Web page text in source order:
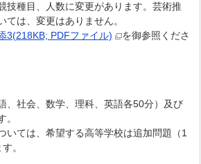
技種目、人数に変更があります。芸術推
ては、変更はありません。
3(218KB; PDFファイル)
を御参照くださ
、社会、数学、理科、英語各50分）及び
。
ては、希望する高等学校は追加問題（1
。